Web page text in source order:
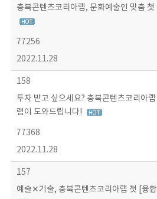
충북콘텐츠코리아랩, 문화예술인 맞춤 첫
77256
2022.11.28
158
투자 받고 싶으세요? 충북콘텐츠코리아
램이 도와드립니다!
77368
2022.11.28
157
예술✕기술, 충북콘텐츠코리아랩 첫 [융